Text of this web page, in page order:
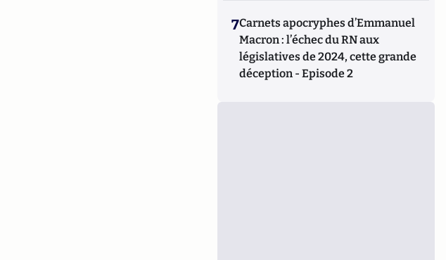
7Carnets apocryphes d’Emmanuel
Macron : l’échec du RN aux
législatives de 2024, cette grande
déception - Episode 2